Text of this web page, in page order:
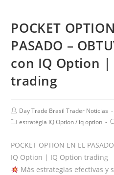
POCKET
PASADO –
con IQ Option |
trading
Day Trade Brasil Trader Noticias
estratégia IQ Option / iq option
POCKET OPTION EN EL
IQ Option | IQ Option trading
Más estrategias efectivas y